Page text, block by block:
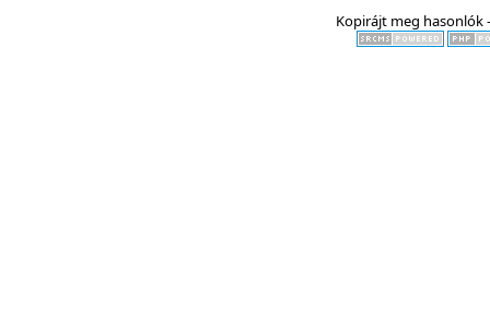
Kopirájt meg hasonlók